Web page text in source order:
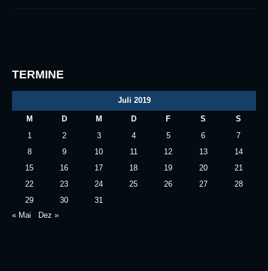
TERMINE
Juli 2019
M D M D F S
S
1
2 3 4 5 6
7
8
9 10 11 12 13
14
15
16 17 18 19 20
21
22
23 24 25 26 27
28
29
30
31
« Mai
Dez »